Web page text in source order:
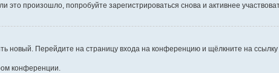
произошло, попробуйте зарегистрироваться снова и активнее
новый. Перейдите на страницу входа на конференцию и щёлкните на ссылку
конференции.